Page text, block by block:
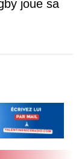
joue sa